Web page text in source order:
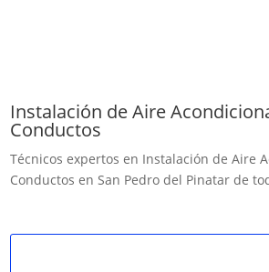
Instalación de Aire
Conductos
Técnicos expertos en Instalación de Aire
Conductos en San Pedro del Pinatar de